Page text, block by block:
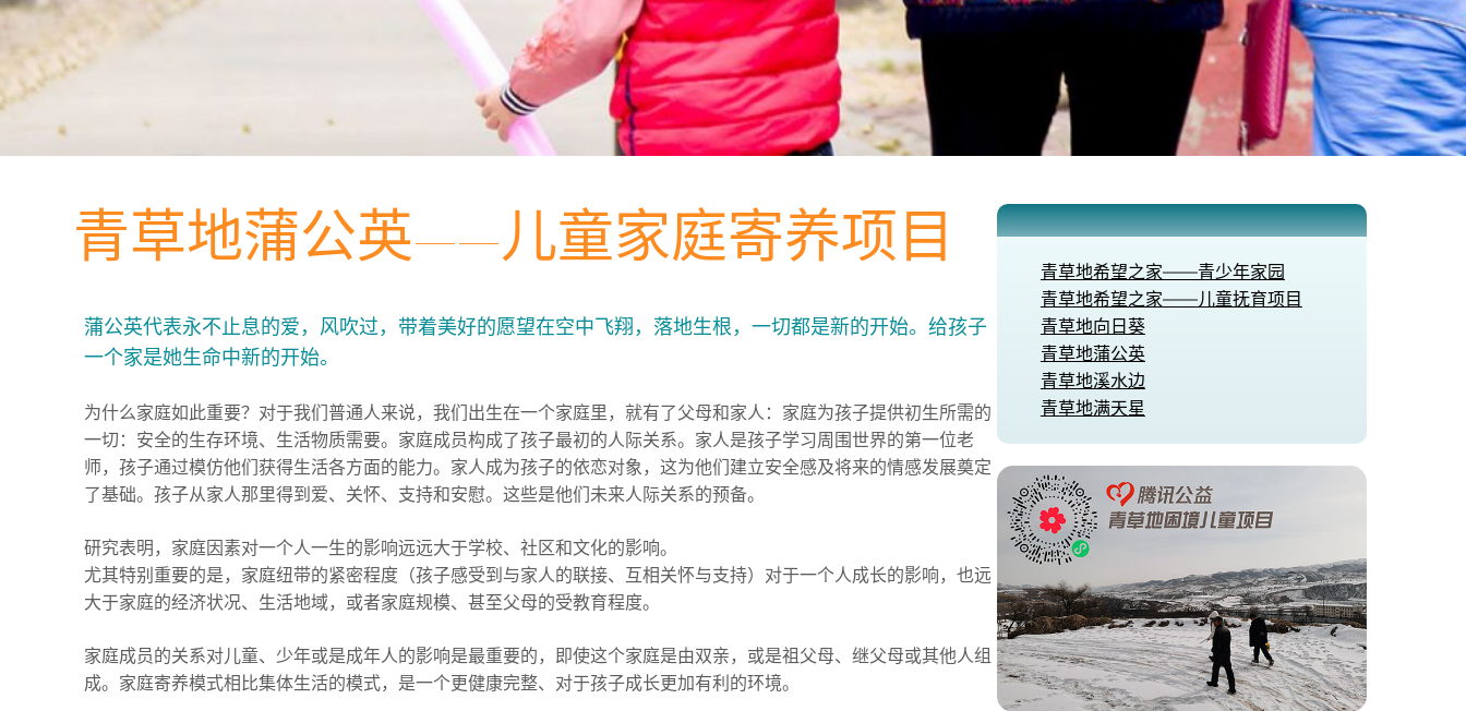
青草地蒲公英——儿童家庭寄养项目​
蒲公英代表永不止息的爱，风吹过，带着美好的愿望在空中飞翔，落地生根，一切都是新的开始。给孩子
一个家是她生命中新的开始。
为什么家庭如此重要？对于我们普通人来说，我们出生在一个家庭里，就有了父母和家人：家庭为孩子提供初生所需的
一切：安全的生存环境、生活物质需要。家庭成员构成了孩子最初的人际关系。家人是孩子学习周围世界的第一位老
师，孩子通过模仿他们获得生活各方面的能力。家人成为孩子的依恋对象，这为他们建立安全感及将来的情感发展奠定
了基础。孩子从家人那里得到爱、关怀、支持和安慰。这些是他们未来人际关系的预备。
研究表明，家庭因素对一个人一生的影响远远大于学校、社区和文化的影响。
尤其特别重要的是，家庭纽带的紧密程度（孩子感受到与家人的联接、互相关怀与支持）对于一个人成长的影响，也远
大于家庭的经济状况、生活地域，或者家庭规模、甚至父母的受教育程度。
家庭成员的关系对儿童、少年或是成年人的影响是最重要的，即使这个家庭是由双亲，或是祖父母、继父母或其他人组
成。家庭寄养模式相比集体生活的模式，是一个更健康完整、对于孩子成长更加有利的环境。
青草地希望之家——青少年家园
青草地希望之家——儿童抚育项目
青草地向日葵​
青草地蒲公英
青草地溪水边
青草地满天星